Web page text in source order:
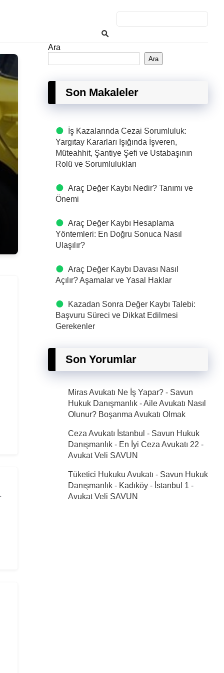
Ara
Ara
Son Makaleler
İş Kazalarında Cezai Sorumluluk:
Yargıtay Kararları Işığında İşveren,
Müteahhit, Şantiye Şefi ve Ustabaşının
Rolü ve Sorumlulukları
Araç Değer Kaybı Nedir? Tanımı ve
Önemi
Araç Değer Kaybı Hesaplama
Yöntemleri: En Doğru Sonuca Nasıl
Ulaşılır?
Araç Değer Kaybı Davası Nasıl
Açılır? Aşamalar ve Yasal Haklar
Kazadan Sonra Değer Kaybı Talebi:
Başvuru Süreci ve Dikkat Edilmesi
Gerekenler
Son Yorumlar
Miras Avukatı Ne İş Yapar? - Savun
Hukuk Danışmanlık -Aile Avukatı Nasıl
Olunur? Boşanma Avukatı Olmak
Ceza Avukatı İstanbul - Savun Hukuk
Danışmanlık - En İyi Ceza Avukatı 22 -
Avukat Veli SAVUN
Tüketici Hukuku Avukatı - Savun Hukuk
Danışmanlık - Kadıköy - İstanbul 1 -
Avukat Veli SAVUN